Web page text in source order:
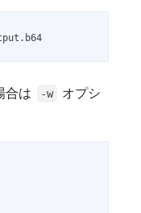
合は -w
オプシ